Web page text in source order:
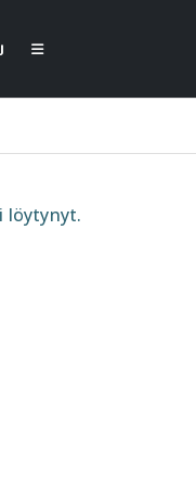
löytynyt.